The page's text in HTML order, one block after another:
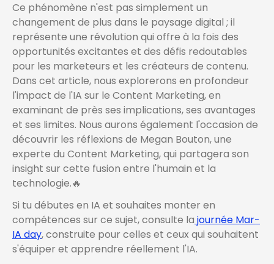
Ce phénomène n'est pas simplement un
changement de plus dans le paysage digital ; il
représente une révolution qui offre à la fois des
opportunités excitantes et des défis redoutables
pour les marketeurs et les créateurs de contenu.
Dans cet article, nous explorerons en profondeur
l'impact de l'IA sur le Content Marketing, en
examinant de près ses implications, ses avantages
et ses limites. Nous aurons également l'occasion de
découvrir les réflexions de Megan Bouton, une
experte du Content Marketing, qui partagera son
insight sur cette fusion entre l'humain et la
technologie.🔥
Si tu débutes en IA et souhaites monter en
compétences sur ce sujet, consulte la journée Mar-
IA day, construite pour celles et ceux qui souhaitent
s'équiper et apprendre réellement l'IA.